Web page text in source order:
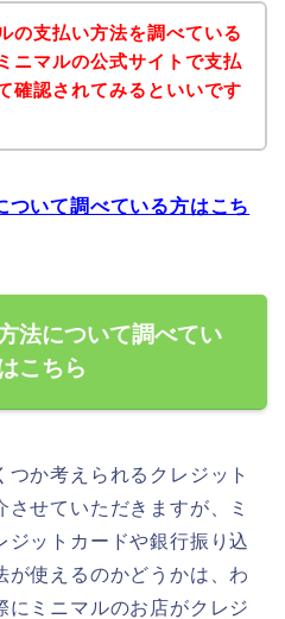
の支払い方法を調べている
ニマルの公式サイトで支払
確認されてみるといいです
ついて調べている方はこち
法について調べてい
こちら
か考えられるクレジット
せていただきますが、ミ
ジットカードや銀行振り込
が使えるのかどうかは、わ
にミニマルのお店がクレジ